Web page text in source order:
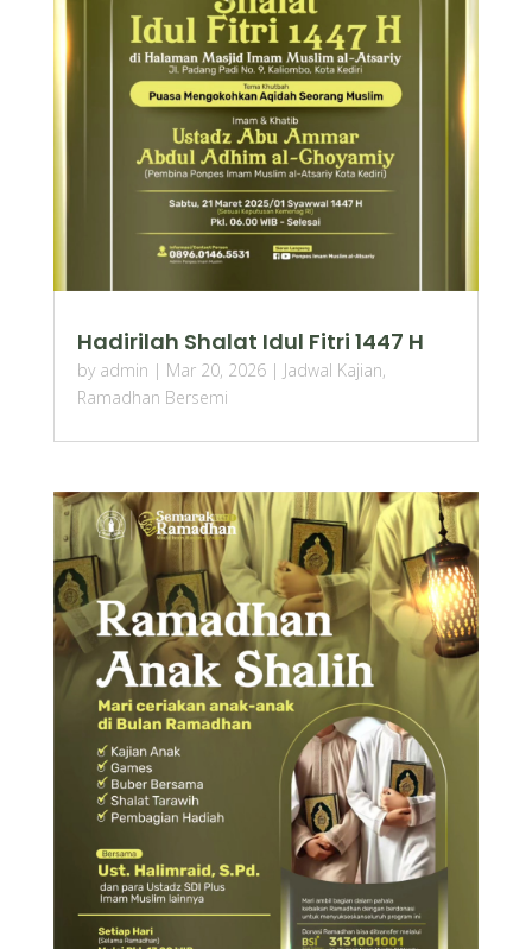
Hadirilah Shalat Idul Fitri 1447 H
by admin | Mar 20, 2026| Jadwal Kajian,
Ramadhan Bersemi